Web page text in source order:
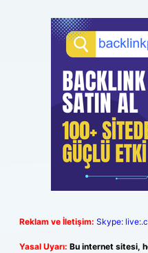
Reklam ve İletişim: Skype:
Yasal Uyarı: Bu internet sitesi,